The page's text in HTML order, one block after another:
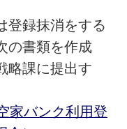
録抹消をする
の書類を作成
略課に提出す
家バンク利用登